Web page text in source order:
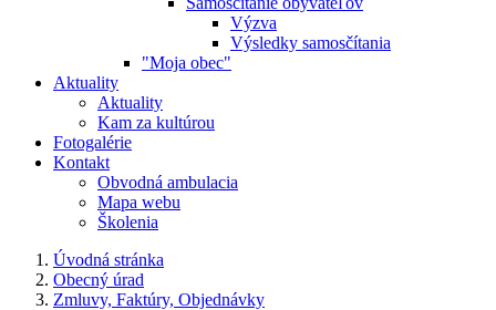
Výzva
Výsledky samosčítania
"Moja obec"
Aktuality
Aktuality
Kam za kultúrou
Fotogalérie
Kontakt
Obvodná ambulacia
Mapa webu
Školenia
Úvodná stránka
Obecný úrad
Zmluvy, Faktúry, Objednávky